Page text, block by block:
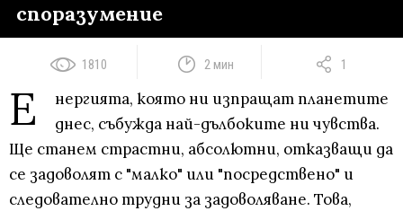
споразумение
1810 2 мин 1
Е
нергията, която ни изпращат планетите
днес, събужда най-дълбоките ни чувства.
Ще станем страстни, абсолютни, отказващи да
се задоволят с "малко" или "посредствено" и
следователно трудни за задоволяване. Това,